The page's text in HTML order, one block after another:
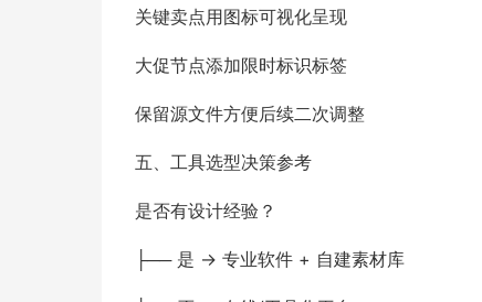
关键卖点用图标可视化呈现
大促节点添加限时标识标签
保留源文件方便后续二次调整
五、工具选型决策参考
是否有设计经验？
├── 是 → 专业软件 + 自建素材库